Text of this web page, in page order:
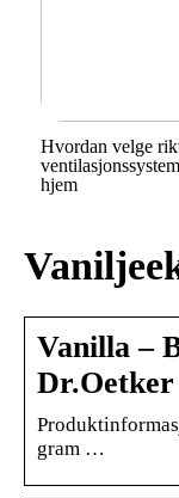
Hvordan velge
hjem
Vanilla –
gram …